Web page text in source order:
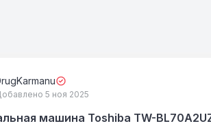
5 ноя 2025
машина Toshiba TW-